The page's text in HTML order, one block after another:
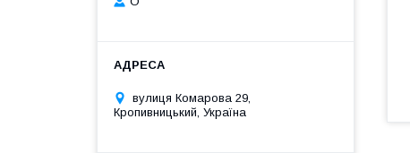
вулиця Комарова 29,
Кропивницький, Україна